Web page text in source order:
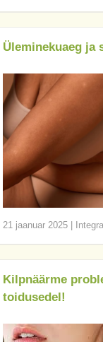
Üleminekuaeg ja
21 jaanuar 2025
Kilpnäärme
toidusedel!